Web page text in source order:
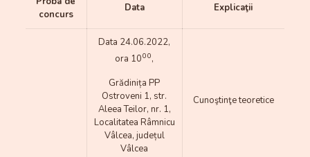
concurs
Data Explicaţii
Data 24.06.2022,
ora 1000,
Grădinița PP
Ostroveni 1, str.
Aleea Teilor, nr. 1,
Localitatea Râmnicu
Vâlcea, județul
Vâlcea
Cunoştinţe teoretice